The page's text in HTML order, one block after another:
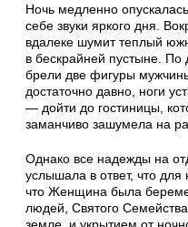
Ночь медленно
себе звуки яркого дня.
вдалеке шумит теплый
в бескрайней пустыне.
брели две фигуры
достаточно давно, ноги
— дойти до гостиницы,
заманчиво зашумела на
Однако все надежды на
услышала в ответ, что для
что Женщина была
людей, Святого
земле, и укрытием от